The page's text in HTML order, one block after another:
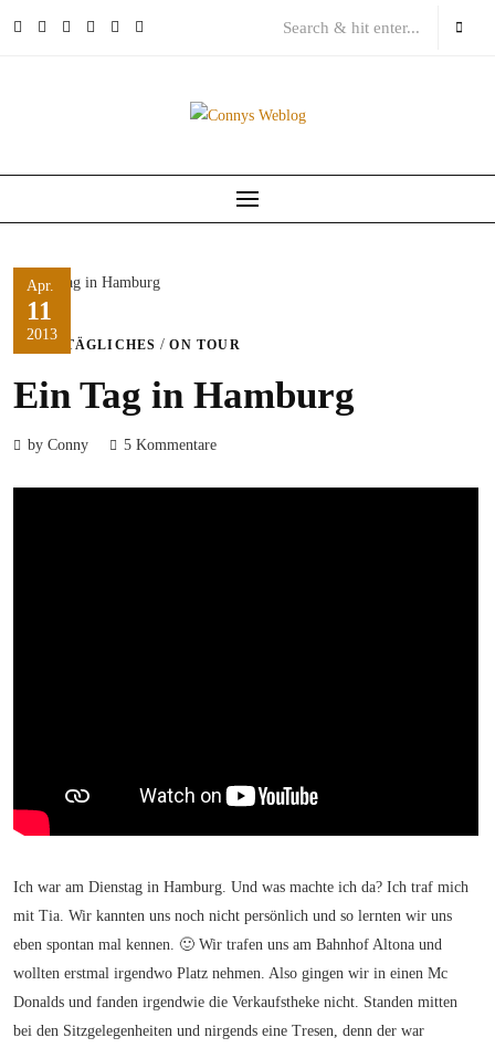
Apr.
11
2013
ALLTÄGLICHES /ON TOUR
Ein Tag in Hamburg
by Conny 5 Kommentare
Ich war am Dienstag in Hamburg. Und was machte ich da? Ich traf mich
mit Tia. Wir kannten uns noch nicht persönlich und so lernten wir uns
eben spontan mal kennen. 🙂 Wir trafen uns am Bahnhof Altona und
wollten erstmal irgendwo Platz nehmen. Also gingen wir in einen Mc
Donalds und fanden irgendwie die Verkaufstheke nicht. Standen mitten
bei den Sitzgelegenheiten und nirgends eine Tresen, denn der war